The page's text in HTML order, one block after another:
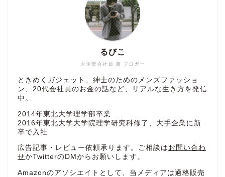
大企業会社員 兼 ブロガー
るびこ
ときめくガジェット、紳士のためのメンズファッショ
ン、20代会社員のお金の話など、リアルな生き方を発信
中。
2014年東北大学理学部卒業
2016年東北大学大学院理学研究科修了、大手企業に新
卒で入社
広告記事・レビュー依頼承ります。ご相談は お問い合わ
せかTwitterのDMからお願いします。
Amazonのアソシエイトとして、当メディアは適格販売